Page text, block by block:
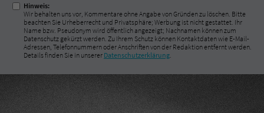
Hinweis:
Wir behalten uns vor, Kommentare ohne Angabe von Gründen zu löschen. Bitte
beachten Sie Urheberrecht und Privatsphäre; Werbung ist nicht gestattet. Ihr
Name bzw. Pseudonym wird öffentlich angezeigt; Nachnamen können zum
Datenschutz gekürzt werden. Zu Ihrem Schutz können Kontaktdaten wie E-Mail-
Adressen, Telefonnummern oder Anschriften von der Redaktion entfernt werden.
Details finden Sie in unserer Datenschutzerklärung